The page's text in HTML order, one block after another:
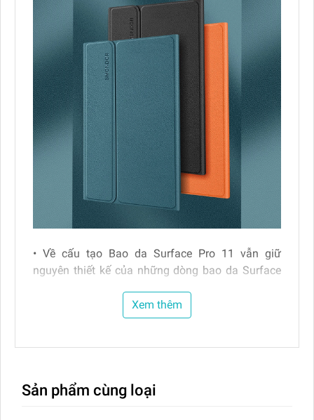
• Về cấu tạo Bao da Surface Pro 11 vẫn giữ
nguyên thiết kế của những dòng bao da Surface
- Khuôn ôm máy bo góc cạnh giúp bảo vệ máy
không bị méo móp rơi hoặc va đập mạnh )
Xem thêm
Sản phẩm cùng loại